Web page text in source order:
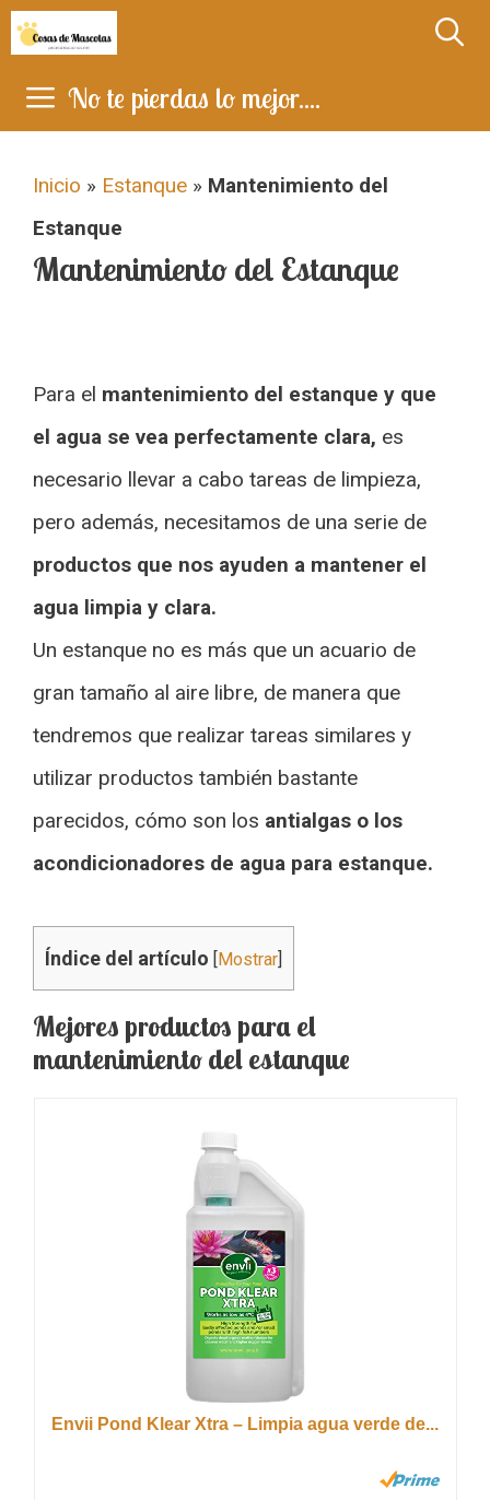
Saltar
contenidoNo te pierdas lo mejor....
Inicio » Estanque » Mantenimiento del
Estanque
Mantenimiento del Estanque
Para el mantenimiento del estanque y que
el agua se vea perfectamente clara, es
necesario llevar a cabo tareas de limpieza,
pero además, necesitamos de una serie de
productos que nos ayuden a mantener el
agua limpia y clara.
Un estanque no es más que un acuario de
gran tamaño al aire libre, de manera que
tendremos que realizar tareas similares y
utilizar productos también bastante
parecidos, cómo son los antialgas o los
acondicionadores de agua para estanque.
Índice del artículo [Mostrar]
Mejores productos para el
mantenimiento del estanque
Envii Pond Klear Xtra – Limpia agua verde de...